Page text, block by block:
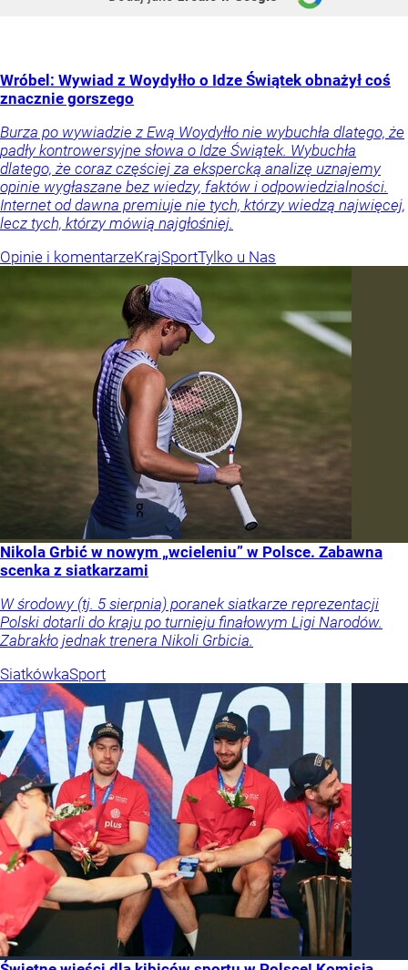
Wróbel: Wywiad z Woydyłło o Idze Świątek obnażył coś
znacznie gorszego
Burza po wywiadzie z Ewą Woydyłło nie wybuchła dlatego, że
padły kontrowersyjne słowa o Idze Świątek. Wybuchła
dlatego, że coraz częściej za ekspercką analizę uznajemy
opinie wygłaszane bez wiedzy, faktów i odpowiedzialności.
Internet od dawna premiuje nie tych, którzy wiedzą najwięcej,
lecz tych, którzy mówią najgłośniej.
Opinie i komentarzeKrajSportTylko u Nas
Nikola Grbić w nowym „wcieleniu” w Polsce. Zabawna
scenka z siatkarzami
W środowy (tj. 5 sierpnia) poranek siatkarze reprezentacji
Polski dotarli do kraju po turnieju finałowym Ligi Narodów.
Zabrakło jednak trenera Nikoli Grbicia.
SiatkówkaSport